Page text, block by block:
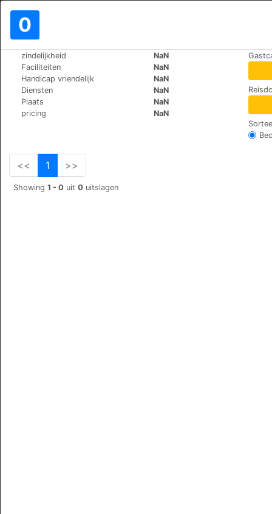
0
zindelijkheid
NaN
Faciliteiten
NaN
Handicap vriendelijk
NaN
Diensten
NaN
Plaats
NaN
pricing
NaN
<< 1 >>
Showing 1 - 0 uit 0 uitslagen
Wereld Cluj-Napoca
Hotel Premier
str. Donath Nr.100,